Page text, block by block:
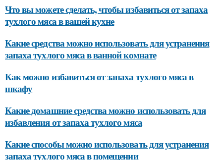
Что вы можете сделать, чтобы избавиться от запаха
тухлого мяса в вашей кухне
Какие средства можно использовать для устранения
запаха тухлого мяса в ванной комнате
Как можно избавиться от запаха тухлого мяса в
шкафу
Какие домашние средства можно использовать для
избавления от запаха тухлого мяса
Какие способы можно использовать для устранения
запаха тухлого мяса в помещении